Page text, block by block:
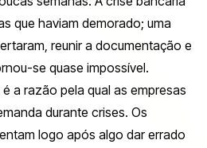
que haviam demorado; uma
reunir a documentação e
se quase impossível.
a razão pela qual as empresas
durante crises. Os
logo após algo dar errado